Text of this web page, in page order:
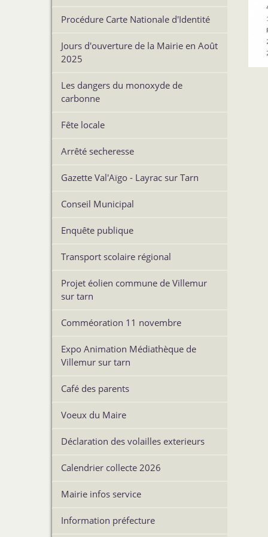
Procédure Carte Nationale d'Identité
Jours d'ouverture de la Mairie en Août
2025
Les dangers du monoxyde de
carbonne
Fête locale
Arrêté secheresse
Gazette Val'Aïgo - Layrac sur Tarn
Conseil Municipal
Enquête publique
Transport scolaire régional
Projet éolien commune de Villemur
sur tarn
Comméoration 11 novembre
Expo Animation Médiathèque de
Villemur sur tarn
Café des parents
Voeux du Maire
Déclaration des volailles exterieurs
Calendrier collecte 2026
Mairie infos service
Information préfecture